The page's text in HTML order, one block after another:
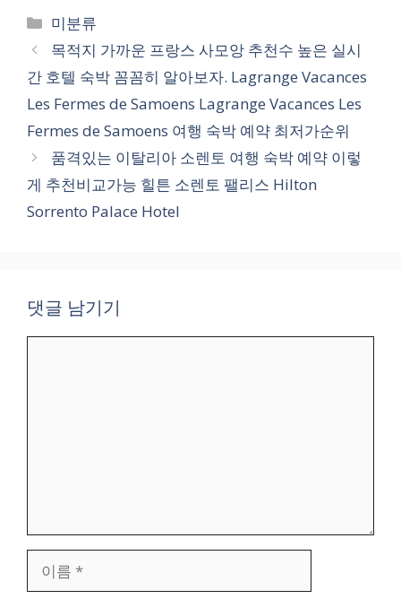
카
테
고
리
미분류
목적지 가까운 프랑스 사모앙 추천수 높은 실시
간 호텔 숙박 꼼꼼히 알아보자. Lagrange Vacances
Les Fermes de Samoens Lagrange Vacances Les
Fermes de Samoens 여행 숙박 예약 최저가순위
품격있는 이탈리아 소렌토 여행 숙박 예약 이렇
게 추천비교가능 힐튼 소렌토 팰리스 Hilton
Sorrento Palace Hotel
댓글 남기기